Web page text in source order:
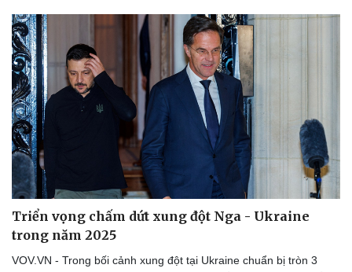
Triển vọng chấm dứt xung đột Nga - Ukraine
trong năm 2025
VOV.VN - Trong bối cảnh xung đột tại Ukraine chuẩn bị tròn 3